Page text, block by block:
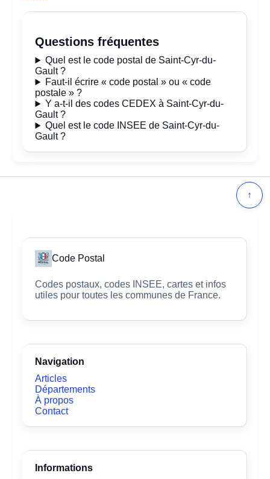
Questions fréquentes
Quel est le code postal de Saint-Cyr-du-
Gault ?
Faut-il écrire « code postal » ou « code
postale » ?
Y a-t-il des codes CEDEX à Saint-Cyr-du-
Gault ?
Quel est le code INSEE de Saint-Cyr-du-
Gault ?
↑
Code Postal
Codes postaux, codes INSEE, cartes et infos
utiles pour toutes les communes de France.
Navigation
Articles
Départements
À propos
Contact
Informations